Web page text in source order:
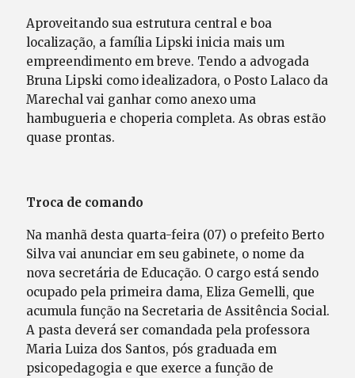
Aproveitando sua estrutura central e boa
localização, a família Lipski inicia mais um
empreendimento em breve. Tendo a advogada
Bruna Lipski como idealizadora, o Posto Lalaco da
Marechal vai ganhar como anexo uma
hambugueria e choperia completa. As obras estão
quase prontas.
Troca de comando
Na manhã desta quarta-feira (07) o prefeito Berto
Silva vai anunciar em seu gabinete, o nome da
nova secretária de Educação. O cargo está sendo
ocupado pela primeira dama, Eliza Gemelli, que
acumula função na Secretaria de Assitência Social.
A pasta deverá ser comandada pela professora
Maria Luiza dos Santos, pós graduada em
psicopedagogia e que exerce a função de